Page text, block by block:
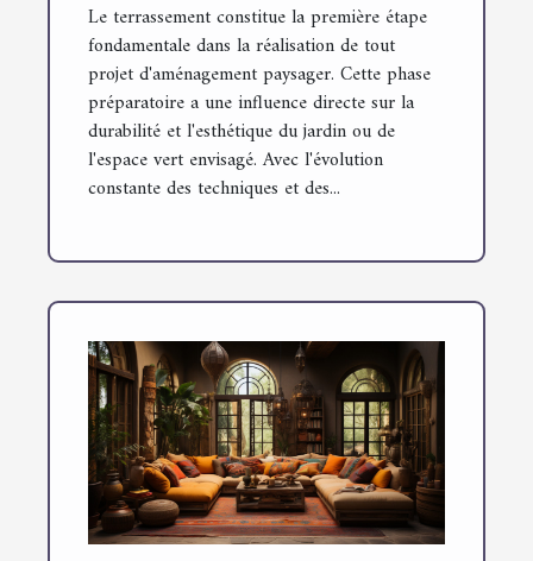
Le terrassement constitue la première étape
fondamentale dans la réalisation de tout
projet d'aménagement paysager. Cette phase
préparatoire a une influence directe sur la
durabilité et l'esthétique du jardin ou de
l'espace vert envisagé. Avec l'évolution
constante des techniques et des...